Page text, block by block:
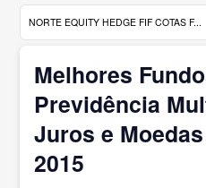
NORTE EQUITY HEDGE FIF COTAS F...
Melhores
Previdência
Juros e
2015